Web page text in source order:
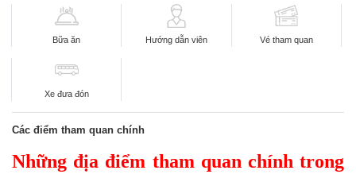
Bữa ăn Hướng dẫn viên Vé tham quan
Xe đưa đón
Các điểm tham quan chính
Những địa điểm tham quan chính trong